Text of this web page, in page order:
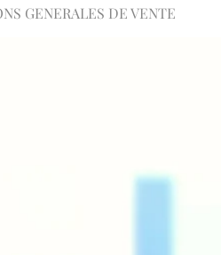
GENERALES DE VENTE